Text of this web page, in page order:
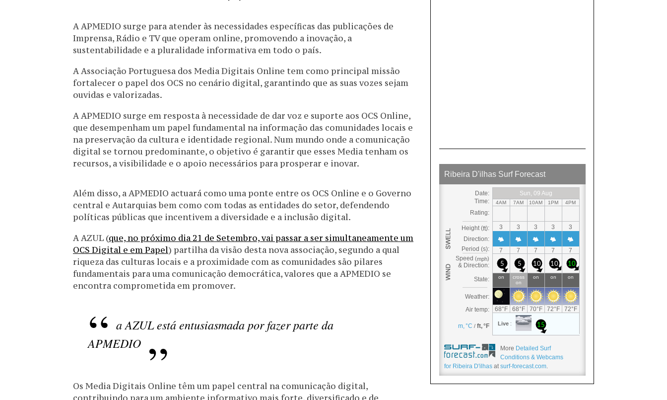
A APMEDIO surge para atender às necessidades específicas das publicações de
Imprensa, Rádio e TV que operam online, promovendo a inovação, a
sustentabilidade e a pluralidade informativa em todo o país.
A Associação Portuguesa dos Media Digitais Online tem como principal missão
fortalecer o papel dos OCS no cenário digital, garantindo que as suas vozes sejam
ouvidas e valorizadas.
A APMEDIO surge em resposta à necessidade de dar voz e suporte aos OCS Online,
que desempenham um papel fundamental na informação das comunidades locais e
na preservação da cultura e identidade regional. Num mundo onde a comunicação
digital se tornou predominante, o objetivo é garantir que esses Media tenham os
recursos, a visibilidade e o apoio necessários para prosperar e inovar.
Além disso, a APMEDIO actuará como uma ponte entre os OCS Online e o Governo
central e Autarquias bem como com todas as entidades do setor, defendendo
políticas públicas que incentivem a diversidade e a inclusão digital.
A AZUL (que, no próximo dia 21 de Setembro, vai passar a ser simultaneamente um
OCS Digital e em Papel) partilha da visão desta nova associação, segundo a qual
riqueza das culturas locais e a proximidade com as comunidades são pilares
fundamentais para uma comunicação democrática, valores que a APMEDIO se
encontra comprometida em promover.
a AZUL está entusiasmada por fazer parte da
APMEDIO
Os Media Digitais Online têm um papel central na comunicação digital,
More Detailed Surf
Conditions & Webcams
for Ribeira D'ilhas at surf-forecast.com.